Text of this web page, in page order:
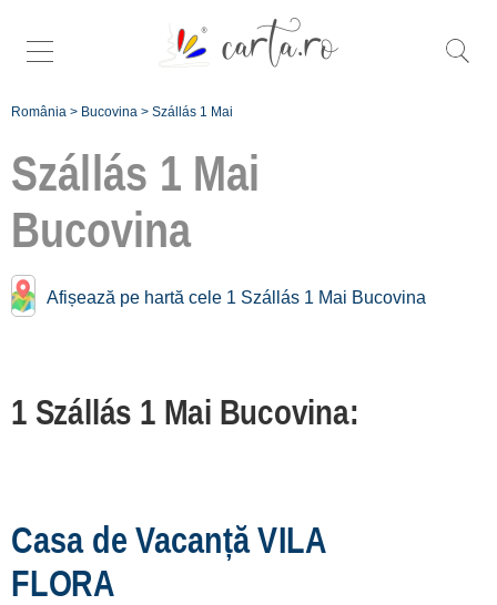
România > Bucovina > Szállás 1 Mai
Szállás 1 Mai
Bucovina
Afișează pe hartă cele 1 Szállás 1 Mai Bucovina
1 Szállás 1 Mai Bucovina:
Casa de Vacanță VILA
FLORA
További egyedi 1 mai
Gura Humorului [1]
cazare
contact
login